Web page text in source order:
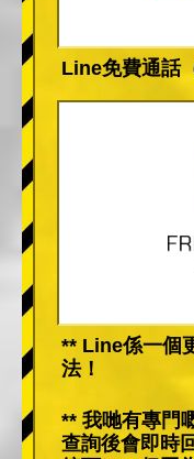
Line免費通話
** Line係一個
法！
** 我哋有專門
查詢後會即時